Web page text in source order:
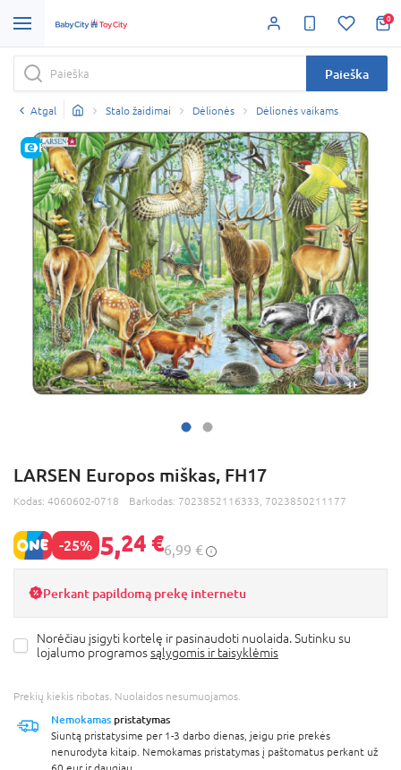
0
Paieška
Atgal Stalo žaidimai Dėlionės Dėlionės vaikams
E-KAINA
LARSEN Europos miškas, FH17
Kodas: 4060602-0718 Barkodas: 7023852116333, 7023850211177
-25% 5,24 €6,99 €
Perkant papildomą prekę internetu
Norėčiau įsigyti kortelę ir pasinaudoti nuolaida. Sutinku su
lojalumo programossąlygomis ir taisyklėmis
Prekių kiekis ribotas. Nuolaidos nesumuojamos.
Nemokamas pristatymas
Siuntą pristatysime per 1-3 darbo dienas, jeigu prie prekės
nenurodyta kitaip. Nemokamas pristatymas į paštomatus perkant už